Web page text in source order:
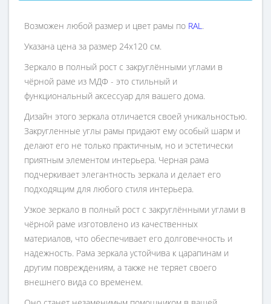
Возможен любой размер и цвет рамы по RAL .
Указана цена за размер 24х120 см.
Зеркало в полный рост с закруглёнными углами в
чёрной раме из МДФ - это стильный и
функциональный аксессуар для вашего дома.
Дизайн этого зеркала отличается своей уникальностью.
Закругленные углы рамы придают ему особый шарм и
делают его не только практичным, но и эстетически
приятным элементом интерьера. Черная рама
подчеркивает элегантность зеркала и делает его
подходящим для любого стиля интерьера.
Узкое зеркало в полный рост с закруглёнными углами в
чёрной раме изготовлено из качественных
материалов, что обеспечивает его долговечность и
надежность. Рама зеркала устойчива к царапинам и
другим повреждениям, а также не теряет своего
внешнего вида со временем.